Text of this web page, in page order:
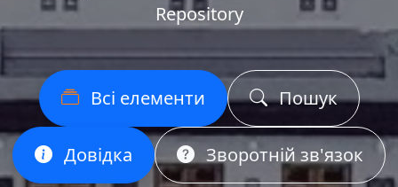
Repository
Всі елементи Пошук
Довідка Зворотній зв'язок